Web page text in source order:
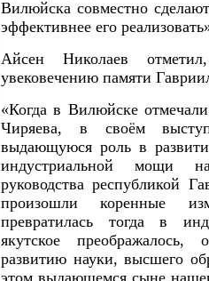
Вилюйска совместно
эффективнее его
Айсен Николаев
увековечению памяти
«Когда в Вилюйске
Чиряева, в своём
выдающуюся роль в
индустриальной мощи
руководства республикой
произошли коренные
превратилась тогда в
якутское
развитию науки, высшего
этом выдающемся сыне